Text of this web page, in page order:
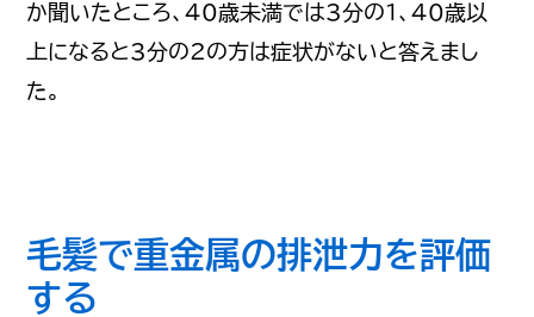
か聞いたところ、40歳未満では3分の１、40歳以
上になると3分の2の方は症状がないと答えまし
た。
毛髪で重金属の排泄力を評価
する